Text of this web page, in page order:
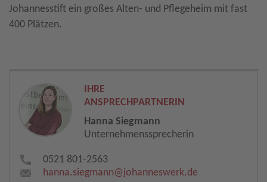
Johannesstift ein großes Alten- und Pflegeheim mit fast
400 Plätzen.
IHRE
ANSPRECHPARTNERIN
Hanna Siegmann
Unternehmenssprecherin
0521 801-2563
hanna.siegmann​@johanneswerk.de